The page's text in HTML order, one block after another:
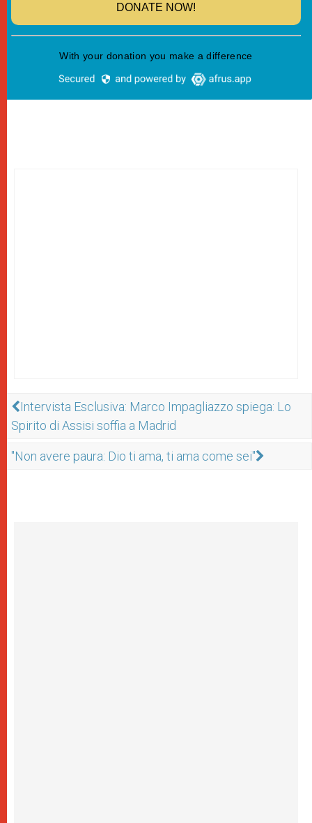
Intervista Esclusiva: Marco Impagliazzo spiega: Lo
Spirito di Assisi soffia a Madrid
"Non avere paura: Dio ti ama, ti ama come sei"